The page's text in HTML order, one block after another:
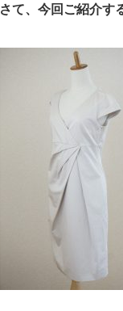
さて、今回ご紹介す